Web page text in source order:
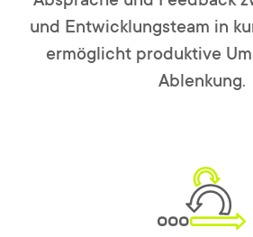
und Entwicklungsteam in
ermöglicht produktive
Ablenkung.